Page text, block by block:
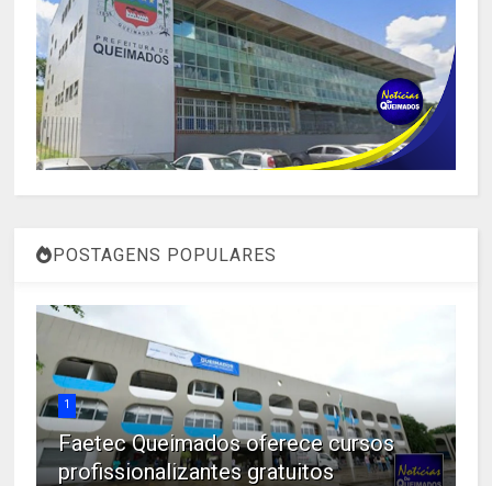
POSTAGENS POPULARES
1
Faetec Queimados oferece cursos
profissionalizantes gratuitos